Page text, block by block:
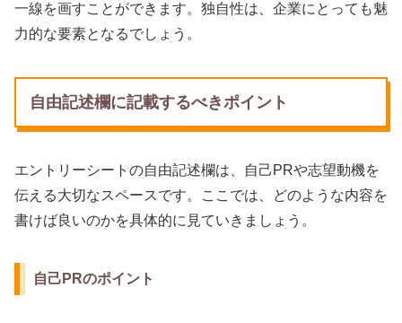
一線を画すことができます。独自性は、企業にとっても魅
力的な要素となるでしょう。
自由記述欄に記載するべきポイント
エントリーシートの自由記述欄は、自己PRや志望動機を
伝える大切なスペースです。ここでは、どのような内容を
書けば良いのかを具体的に見ていきましょう。
自己PRのポイント